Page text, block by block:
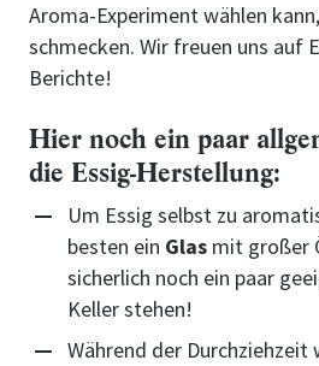
Aroma-Experiment wählen
schmecken. Wir freuen uns auf
Berichte!
Hier noch ein paar
die Essig-Herstellung:
Um Essig selbst zu
besten ein Glas mit großer
sicherlich noch ein paar
Keller stehen!
Während der